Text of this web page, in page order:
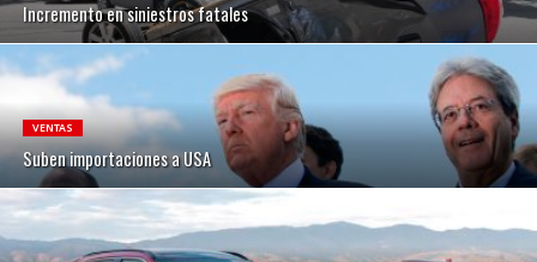
Incremento en siniestros fatales
VENTAS
Suben importaciones a USA